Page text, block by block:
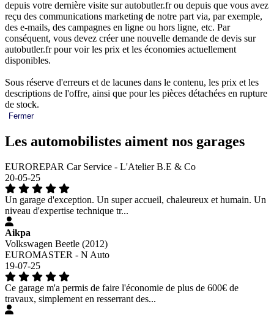
depuis votre dernière visite sur autobutler.fr ou depuis que vous avez
reçu des communications marketing de notre part via, par exemple,
des e-mails, des campagnes en ligne ou hors ligne, etc. Par
conséquent, vous devez créer une nouvelle demande de devis sur
autobutler.fr pour voir les prix et les économies actuellement
disponibles.
Sous réserve d'erreurs et de lacunes dans le contenu, les prix et les
descriptions de l'offre, ainsi que pour les pièces détachées en rupture
de stock.
Fermer
Les automobilistes aiment nos garages
EUROREPAR Car Service - L'Atelier B.E & Co
20-05-25
Un garage d'exception. Un super accueil, chaleureux et humain. Un
niveau d'expertise technique tr...
Aikpa
Volkswagen Beetle (2012)
EUROMASTER - N Auto
19-07-25
Ce garage m'a permis de faire l'économie de plus de 600€ de
travaux, simplement en resserrant des...